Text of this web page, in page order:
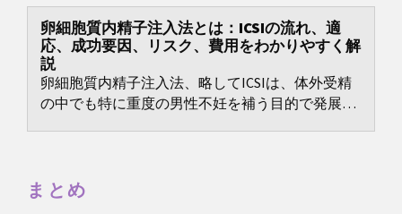
結胚移植か、顕微授精 ICSI の適応、OHSS 対策、
そして費用と保険適用の確認など、判断ポイント
が多い治療です。
卵細胞質内精子注入法とは：ICSIの流れ、適
応、成功要因、リスク、費用をわかりやすく解
説
卵細胞質内精子注入法、略してICSIは、体外受精
の中でも特に重度の男性不妊を補う目的で発展し
まとめ